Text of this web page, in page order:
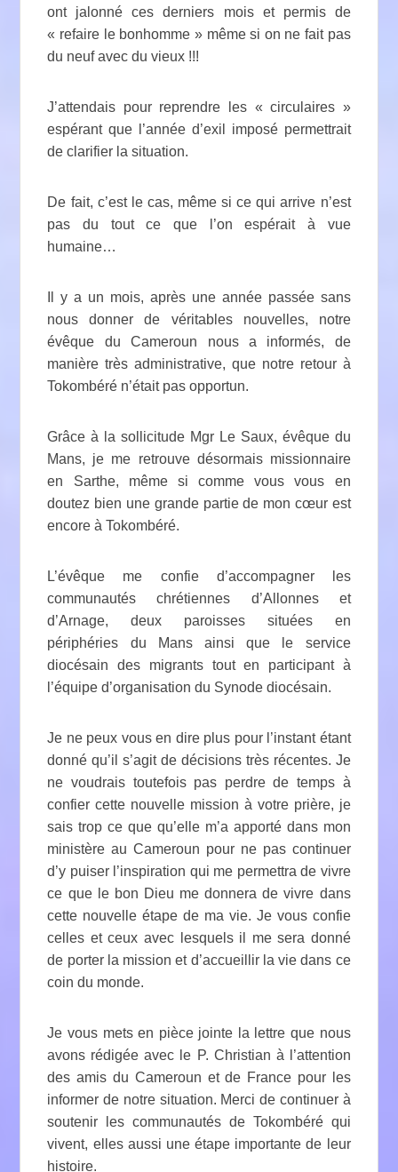
ont jalonné ces derniers mois et permis de
« refaire le bonhomme » même si on ne fait pas
du neuf avec du vieux !!!
J’attendais pour reprendre les « circulaires »
espérant que l’année d’exil imposé permettrait
de clarifier la situation.
De fait, c’est le cas, même si ce qui arrive n’est
pas du tout ce que l’on espérait à vue
humaine…
Il y a un mois, après une année passée sans
nous donner de véritables nouvelles, notre
évêque du Cameroun nous a informés, de
manière très administrative, que notre retour à
Tokombéré n’était pas opportun.
Grâce à la sollicitude Mgr Le Saux, évêque du
Mans, je me retrouve désormais missionnaire
en Sarthe, même si comme vous vous en
doutez bien une grande partie de mon cœur est
encore à Tokombéré.
L’évêque me confie d’accompagner les
communautés chrétiennes d’Allonnes et
d’Arnage, deux paroisses situées en
périphéries du Mans ainsi que le service
diocésain des migrants tout en participant à
l’équipe d’organisation du Synode diocésain.
Je ne peux vous en dire plus pour l’instant étant
donné qu’il s’agit de décisions très récentes. Je
ne voudrais toutefois pas perdre de temps à
confier cette nouvelle mission à votre prière, je
sais trop ce que qu’elle m’a apporté dans mon
ministère au Cameroun pour ne pas continuer
d’y puiser l’inspiration qui me permettra de vivre
ce que le bon Dieu me donnera de vivre dans
cette nouvelle étape de ma vie. Je vous confie
celles et ceux avec lesquels il me sera donné
de porter la mission et d’accueillir la vie dans ce
coin du monde.
Je vous mets en pièce jointe la lettre que nous
avons rédigée avec le P. Christian à l’attention
des amis du Cameroun et de France pour les
informer de notre situation. Merci de continuer à
soutenir les communautés de Tokombéré qui
vivent, elles aussi une étape importante de leur
histoire.